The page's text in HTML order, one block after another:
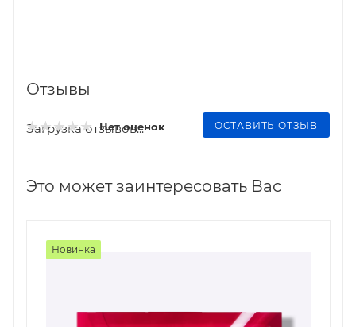
Отзывы
Нет оценок ОСТАВИТЬ ОТЗЫВ
Загрузка отзывов...
Это может заинтересовать Вас
Новинка